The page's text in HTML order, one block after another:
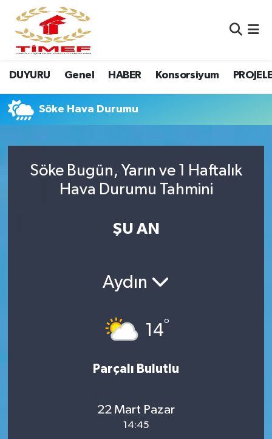
DUYURU Genel HABER Konsorsiyum
Söke Hava Durumu
Söke Bugün, Yarın ve 1 Haftalık
Hava Durumu Tahmini
ŞU AN
Aydın
14°
Parçalı Bulutlu
22 Mart Pazar
14:45
Anasayfa Kutu
Anasayfa Manşet
Canlı Yayın
Erasmus
Nöbetçi Eczaneler
Hava Durumu
Namaz Vakitleri
Süper Lig Puan Durumu ve Fikstür
Son Dakika Haberleri